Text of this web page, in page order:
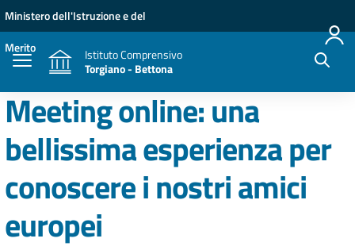
Vai ai contenuti
Vai al menu di navigazione
Vai al footer
Ministero dell'Istruzione e del
Merito
Istituto Comprensivo
Torgiano - Bettona
Meeting online: una
bellissima esperienza per
conoscere i nostri amici
europei